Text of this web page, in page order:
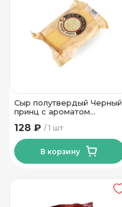
Сыр полутвердый Черный
принц с ароматом
Сырная Династия 180 гр
1 шт
128 ₽
В корзину